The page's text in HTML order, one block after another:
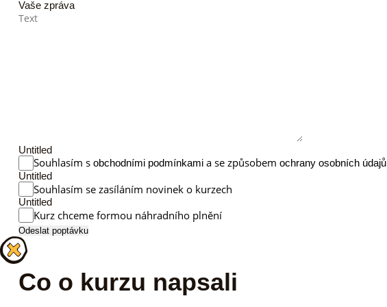
Vaše zpráva
Untitled
Souhlasím sobchodními podmínkami a se způsobemochrany osobních údajů
Untitled
Souhlasím se zasíláním novinek o kurzech
Untitled
Kurz chceme formou náhradního plnění
Odeslat poptávku
Co o kurzu napsali